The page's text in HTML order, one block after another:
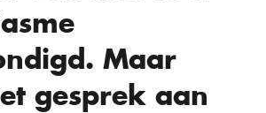
Maar
gesprek aan